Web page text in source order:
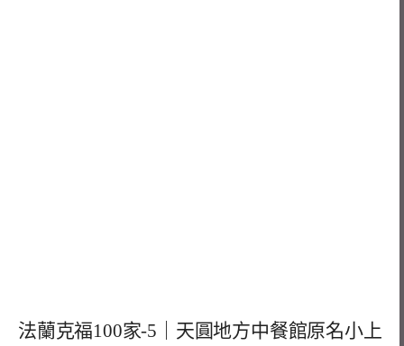
法蘭克福100家-5｜天圓地方中餐館原名小上